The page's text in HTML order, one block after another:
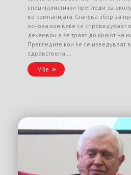
специјалистички прегледи за
во компанијата. Станува збор за
основа кои веќе се спроведуваат
декември а ќе траат до крајот на
Прегледите кои ќе се изведуваат
здравствена …
Više